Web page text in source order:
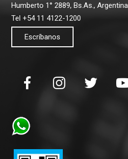
Humberto 1° 2889, Bs.As., Argentina
Tel +54 11 4122-1200
Escríbanos